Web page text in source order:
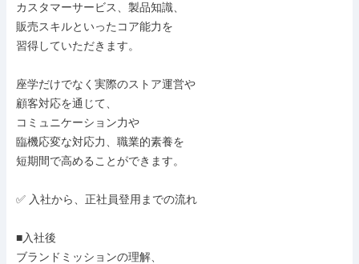
カスタマーサービス、製品知識、
販売スキルといったコア能力を
習得していただきます。
座学だけでなく実際のストア運営や
顧客対応を通じて、
コミュニケーション力や
臨機応変な対応力、職業的素養を
短期間で高めることができます。
✅ 入社から、正社員登用までの流れ
■入社後
ブランドミッションの理解、